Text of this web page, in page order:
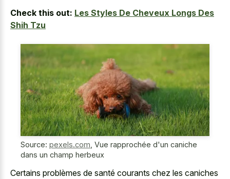
Check this out: Les Styles De Cheveux Longs Des
Shih Tzu
Source: pexels.com Vue rapprochée d'un caniche
dans un champ herbeux
Certains problèmes de santé courants chez les caniches